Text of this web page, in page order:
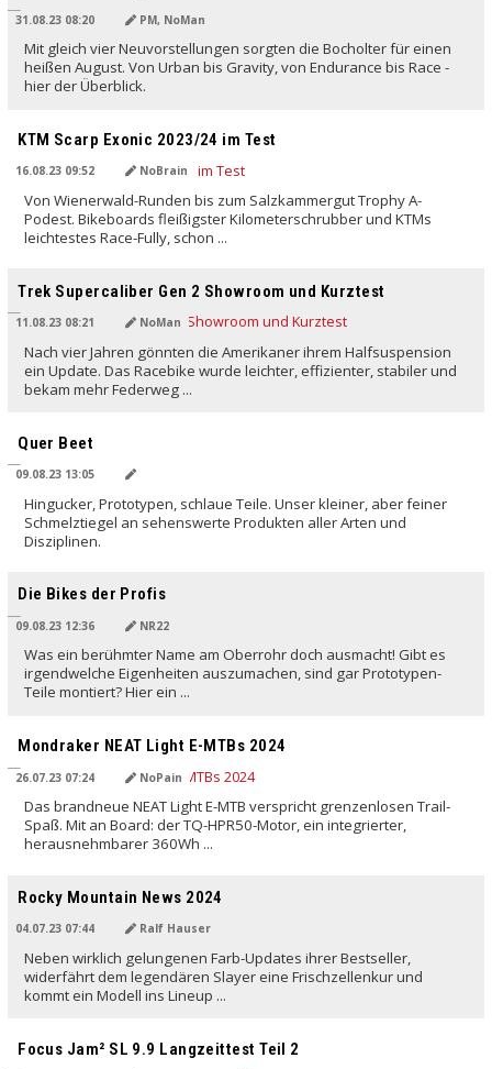
31.08.23 08:20 PM, NoMan
Mit gleich vier Neuvorstellungen sorgten die Bocholter für einen
heißen August. Von Urban bis Gravity, von Endurance bis Race -
hier der Überblick.
KTM Scarp Exonic 2023/24 im Test
16.08.23 09:52 NoBrain
Von Wienerwald-Runden bis zum Salzkammergut Trophy A-
Podest. Bikeboards fleißigster Kilometerschrubber und KTMs
leichtestes Race-Fully, schon ...
Trek Supercaliber Gen 2 Showroom und Kurztest
11.08.23 08:21 NoMan
Nach vier Jahren gönnten die Amerikaner ihrem Halfsuspension
ein Update. Das Racebike wurde leichter, effizienter, stabiler und
bekam mehr Federweg ...
Quer Beet
09.08.23 13:05
Hingucker, Prototypen, schlaue Teile. Unser kleiner, aber feiner
Schmelztiegel an sehenswerte Produkten aller Arten und
Disziplinen.
Die Bikes der Profis
09.08.23 12:36 NR22
Was ein berühmter Name am Oberrohr doch ausmacht! Gibt es
irgendwelche Eigenheiten auszumachen, sind gar Prototypen-
Teile montiert? Hier ein ...
Mondraker NEAT Light E-MTBs 2024
26.07.23 07:24 NoPain
Das brandneue NEAT Light E-MTB verspricht grenzenlosen Trail-
Spaß. Mit an Board: der TQ-HPR50-Motor, ein integrierter,
herausnehmbarer 360Wh ...
Rocky Mountain News 2024
04.07.23 07:44 Ralf Hauser
Neben wirklich gelungenen Farb-Updates ihrer Bestseller,
widerfährt dem legendären Slayer eine Frischzellenkur und
kommt ein Modell ins Lineup ...
Focus Jam² SL 9.9 Langzeittest Teil 2